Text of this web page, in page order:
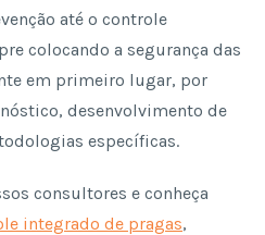
até o controle
colocando a segurança das
em primeiro lugar, por
desenvolvimento de
específicas.
consultores e conheça
integrado de pragas,